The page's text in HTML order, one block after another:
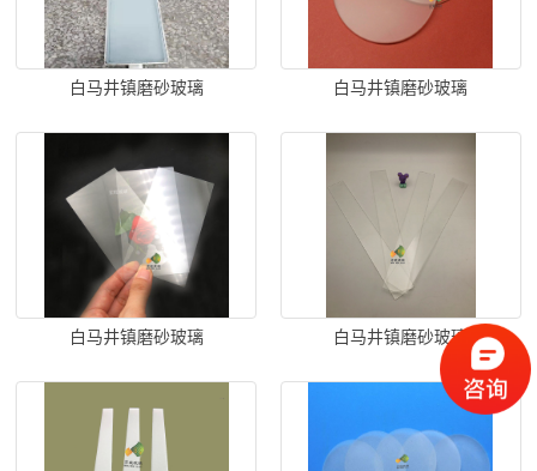
白马井镇磨砂玻璃 白马井镇磨砂玻璃
白马井镇磨砂玻璃 白马井镇磨砂玻璃